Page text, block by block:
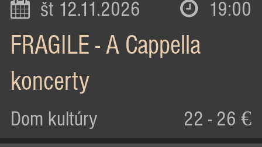
št 12.11.2026 19:00
FRAGILE - A Cappella
koncerty
Dom kultúry 22 - 26 €